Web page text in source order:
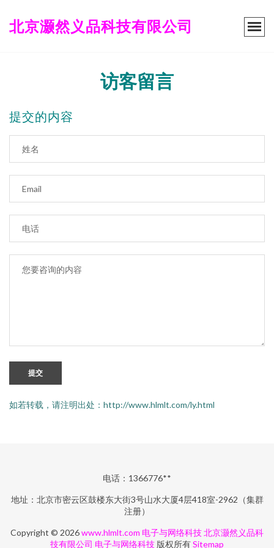
北京灏然义品科技有限公司
访客留言
提交的内容
提交
如若转载，请注明出处：http://www.hlmlt.com/ly.html
电话：1366776**
地址：北京市密云区鼓楼东大街3号山水大厦4层418室-2962（集群
注册）
Copyright © 2026www.hlmlt.com 电子与网络科技‌北京灏然义品科
技有限公司 电子与网络科技‌ 版权所有Sitemap